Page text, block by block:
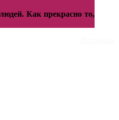
Как прекрасно то,